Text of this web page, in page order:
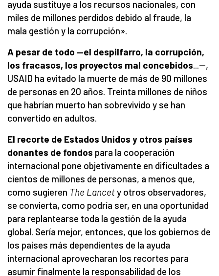
ayuda sustituye a los recursos nacionales, con
miles de millones perdidos debido al fraude, la
mala gestión y la corrupción».
A pesar de todo —el despilfarro, la corrupción,
los fracasos, los proyectos mal concebidos ...—,
USAID ha evitado la muerte de más de 90 millones
de personas en 20 años. Treinta millones de niños
que habrían muerto han sobrevivido y se han
convertido en adultos.
El recorte de Estados Unidos y otros países
donantes de fondos para la cooperación
internacional pone objetivamente en dificultades a
cientos de millones de personas, a menos que,
como sugieren The Lancety otros observadores,
se convierta, como podría ser, en una oportunidad
para replantearse toda la gestión de la ayuda
global. Sería mejor, entonces, que los gobiernos de
los países más dependientes de la ayuda
internacional aprovecharan los recortes para
asumir finalmente la responsabilidad de los